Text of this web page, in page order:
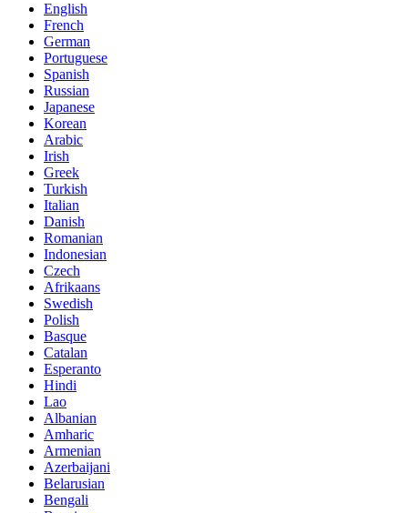
English
French
German
Portuguese
Spanish
Russian
Japanese
Korean
Arabic
Irish
Greek
Turkish
Italian
Danish
Romanian
Indonesian
Czech
Afrikaans
Swedish
Polish
Basque
Catalan
Esperanto
Hindi
Lao
Albanian
Amharic
Armenian
Azerbaijani
Belarusian
Bengali